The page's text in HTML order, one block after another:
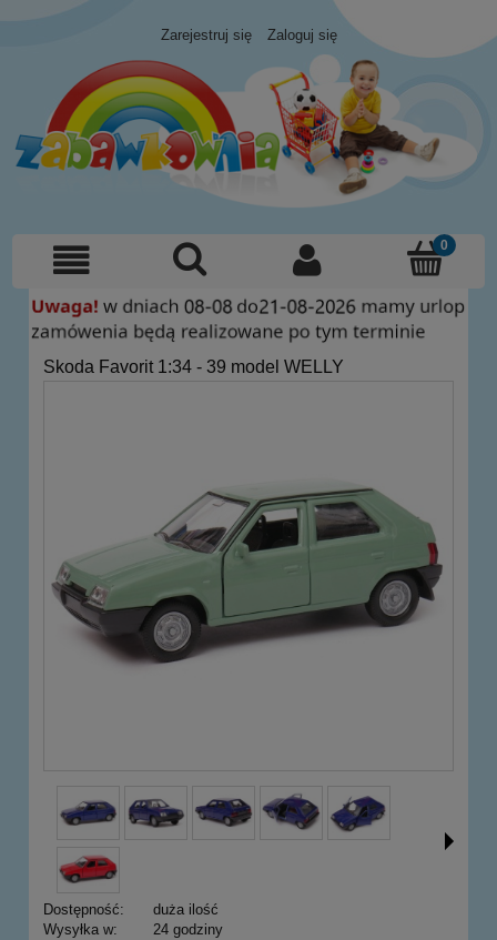
Zarejestruj się Zaloguj się
Skoda Favorit 1:34 - 39 model WELLY
Dostępność:
duża ilość
Wysyłka w:
24 godziny